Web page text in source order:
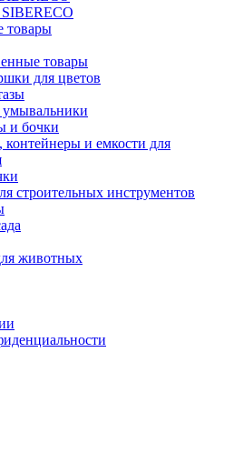
товары
товары
для цветов
умывальники
и бочки
и емкости для
строительных инструментов
животных